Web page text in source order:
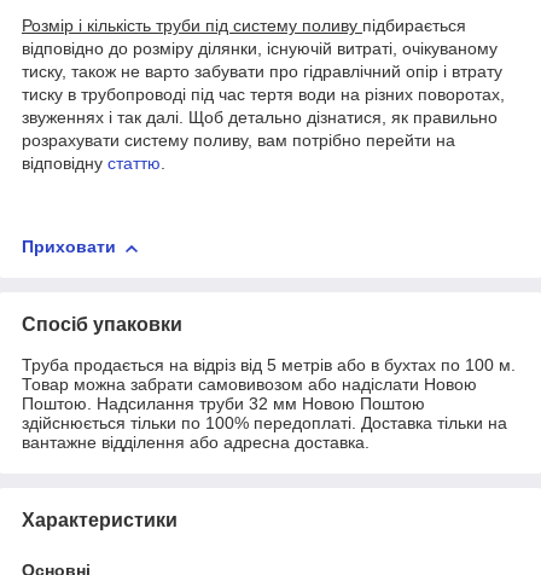
Розмір і кількість труби під систему поливу підбирається
відповідно до розміру ділянки, існуючій витраті, очікуваному
тиску, також не варто забувати про гідравлічний опір і втрату
тиску в трубопроводі під час тертя води на різних поворотах,
звуженнях і так далі. Щоб детально дізнатися, як правильно
розрахувати систему поливу, вам потрібно перейти на
відповідну статтю.
Приховати
Спосіб упаковки
Труба продається на відріз від 5 метрів або в бухтах по 100 м.
Товар можна забрати самовивозом або надіслати Новою
Поштою. Надсилання труби 32 мм Новою Поштою
здійснюється тільки по 100% передоплаті. Доставка тільки на
вантажне відділення або адресна доставка.
Характеристики
Основні